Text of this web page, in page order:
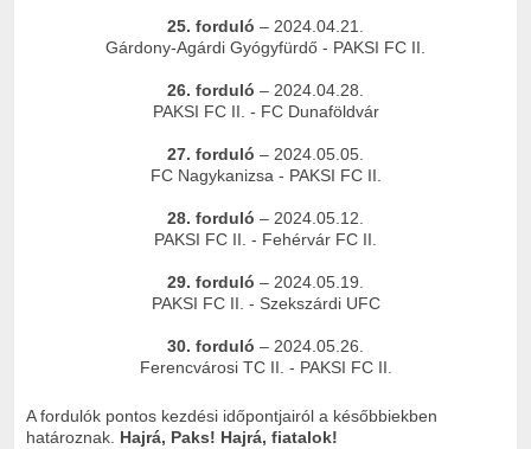
25. forduló – 2024.04.21.
Gárdony-Agárdi Gyógyfürdő - PAKSI FC II.
26. forduló – 2024.04.28.
PAKSI FC II. - FC Dunaföldvár
27. forduló – 2024.05.05.
FC Nagykanizsa - PAKSI FC II.
28. forduló – 2024.05.12.
PAKSI FC II. - Fehérvár FC II.
29. forduló – 2024.05.19.
PAKSI FC II. - Szekszárdi UFC
30. forduló – 2024.05.26.
Ferencvárosi TC II. - PAKSI FC II.
A fordulók pontos kezdési időpontjairól a későbbiekben
határoznak. Hajrá, Paks! Hajrá, fiatalok!